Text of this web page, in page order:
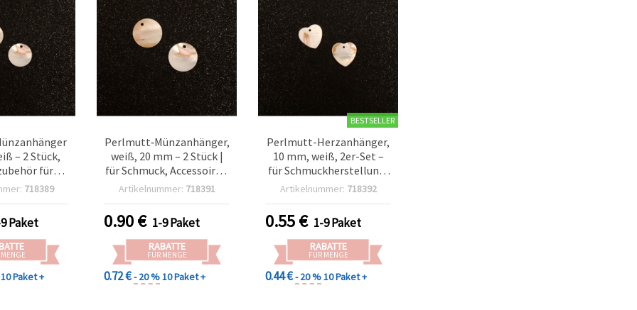
– 2 Stück,
fürs
718389
Paket
10 Paket +
Perlmutt‑Münzanhänger,
weiß, 20 mm – 2 Stück |
für Schmuck, Accessoires,
Basteln & DIY
Artikelnummer: 718391
0.90€ 1-9 Paket
RABATTE
FÜR MENGE
0.72 €- 20 %10 Paket +
BESTSELLER
Perlmutt-Herzanhänger,
10 mm, weiß, 2er-Set –
für Schmuckherstellung,
DIY & Basteln
Artikelnummer: 718392
0.55€ 1-9 Paket
RABATTE
FÜR MENGE
0.44 €- 20 %10 Paket +